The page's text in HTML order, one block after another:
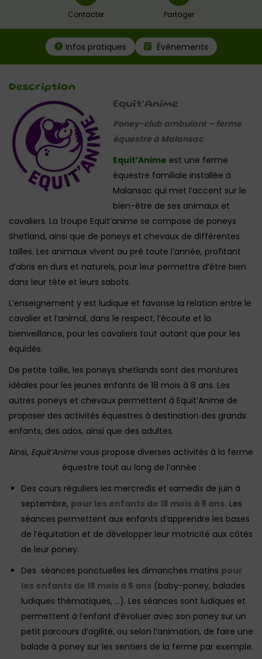
Contacter Partager
Infos pratiques Évènements
Description
Equit’Anime
Poney-club ambulant – ferme
équestre à Malansac
Equit’Anime est une ferme
équestre familiale installée à
Malansac qui met l’accent sur le
bien-être de ses animaux et
cavaliers. La troupe Equit’anime se compose de poneys
Shetland, ainsi que de poneys et chevaux de différentes
tailles. Les animaux vivent au pré toute l’année, profitant
d’abris en durs et naturels, pour leur permettre d’être bien
dans leur tête et leurs sabots.
L’enseignement y est ludique et favorise la relation entre le
cavalier et l’animal, dans le respect, l’écoute et la
bienveillance, pour les cavaliers tout autant que pour les
équidés.
De petite taille, les poneys shetlands sont des montures
idéales pour les jeunes enfants de 18 mois à 8 ans. Les
autres poneys et chevaux permettent à Equit’Anime de
proposer des activités équestres à destination des grands
enfants, des ados, ainsi que des adultes.
Ainsi, Equit’Anime vous propose diverses activités à la ferme
équestre tout au long de l’année :
Des cours réguliers les mercredis et samedis de juin à
septembre, pour les enfants de 18 mois à 8 ans. Les
séances permettent aux enfants d’apprendre les bases
de l’équitation et de développer leur motricité aux côtés
de leur poney.
Des séances ponctuelles les dimanches matins pour
les enfants de 18 mois à 5 ans (baby-poney, balades
ludiques thématiques, …). Les séances sont ludiques et
permettent à l’enfant d’évoluer avec son poney sur un
petit parcours d’agilité, ou selon l’animation, de faire une
balade à poney sur les sentiers de la ferme par exemple.